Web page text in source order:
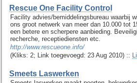
Rescue One Facility Control
Facility advies/bemiddelingsbureau waarbij
ons groot netwerk van meer dan 10.000 tot
een betere en scherpere aanbieding.
recherche, receptiediensten etc.
http://www.rescueone.info/
(Kliks: 2; Link toegevoegd: 23 Aug 2010) ::
Smeets Laswerken